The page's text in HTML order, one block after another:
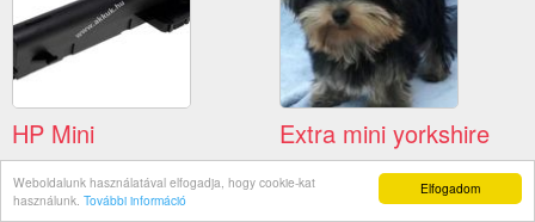
Elfogadom
Weboldalunk használatával elfogadja, hogy cookie-kat
használunk. További információ
HP Mini
42 db
Extra mini yorkshire
1 db